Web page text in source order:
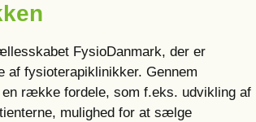
FysioDanmark, der er
fysioterapiklinikker. Gennem
række fordele, som f.eks. udvikling af
mulighed for at sælge